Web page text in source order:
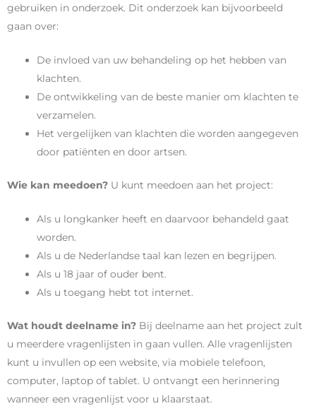
gebruiken in onderzoek. Dit onderzoek kan bijvoorbeeld
gaan over:
De invloed van uw behandeling op het hebben van
klachten.
De ontwikkeling van de beste manier om klachten te
verzamelen.
Het vergelijken van klachten die worden aangegeven
door patiënten en door artsen.
Wie kan meedoen? U kunt meedoen aan het project:
Als u longkanker heeft en daarvoor behandeld gaat
worden.
Als u de Nederlandse taal kan lezen en begrijpen.
Als u 18 jaar of ouder bent.
Als u toegang hebt tot internet.
Wat houdt deelname in? Bij deelname aan het project zult
u meerdere vragenlijsten in gaan vullen. Alle vragenlijsten
kunt u invullen op een website, via mobiele telefoon,
computer, laptop of tablet. U ontvangt een herinnering
wanneer een vragenlijst voor u klaarstaat.